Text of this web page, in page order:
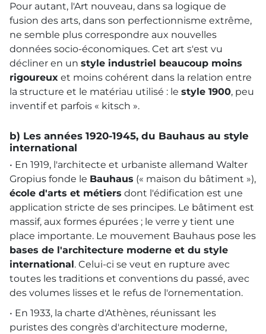
Pour autant, l'Art nouveau, dans sa logique de
fusion des arts, dans son perfectionnisme extrême,
ne semble plus correspondre aux nouvelles
données socio-économiques. Cet art s'est vu
décliner en un style industriel beaucoup moins
rigoureux et moins cohérent dans la relation entre
la structure et le matériau utilisé : le style 1900, peu
inventif et parfois « kitsch ».
b) Les années 1920-1945, du Bauhaus au style
international
• En 1919, l'architecte et urbaniste allemand Walter
Gropius fonde le Bauhaus (« maison du bâtiment »),
école d'arts et métiers dont l'édification est une
application stricte de ses principes. Le bâtiment est
massif, aux formes épurées ; le verre y tient une
place importante. Le mouvement Bauhaus pose les
bases de l'architecture moderne et du style
international. Celui-ci se veut en rupture avec
toutes les traditions et conventions du passé, avec
des volumes lisses et le refus de l'ornementation.
• En 1933, la charte d'Athènes, réunissant les
puristes des congrès d'architecture moderne,